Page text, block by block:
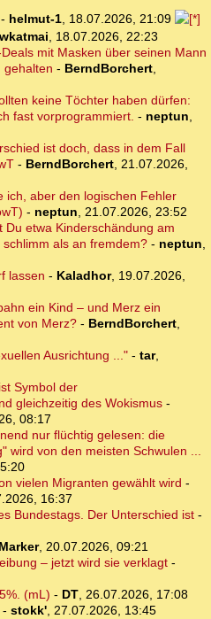
helmut-1, 18.07.2026, 21:09
, 18.07.2026, 22:23
mit Masken über seinen Mann
gehalten - BerndBorchert,
keine Töchter haben dürfen:
fast vorprogrammiert. - neptun,
ist doch, dass in dem Fall
- BerndBorchert, 21.07.2026,
ich, aber den logischen Fehler
- neptun, 21.07.2026, 23:52
Du etwa Kinderschändung am
als an fremdem? - neptun,
lassen - Kaladhor, 19.07.2026,
ein Kind – und Merz ein
von Merz? - BerndBorchert,
Ausrichtung ..."- tar,
Symbol der
gleichzeitig des Wokismus -
08:17
nur flüchtig gelesen: die
wird von den meisten Schwulen ...
vielen Migranten gewählt wird -
16:37
Bundestags. Der Unterschied ist-
, 20.07.2026, 09:21
– jetzt wird sie verklagt-
(mL) - DT, 26.07.2026, 17:08
stokk', 27.07.2026, 13:45